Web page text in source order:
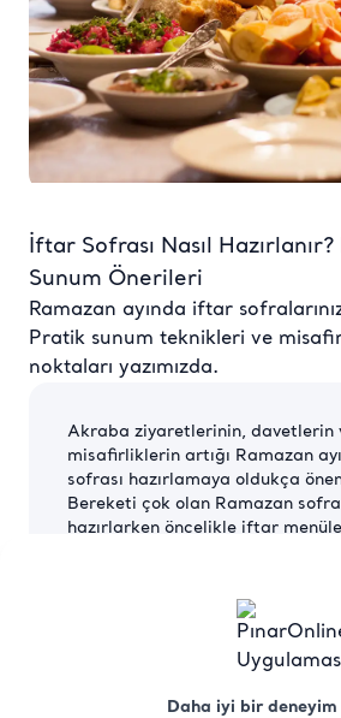
Daha iyi bir
İftar Sofrası Nasıl
Sunum Önerileri
Ramazan ayında iftar
Pratik sunum teknikleri ve
noktaları yazımızda.
Akraba ziyaretlerinin, davetlerin
misafirliklerin artığı Ramazan
sofrası hazırlamaya oldukça
Bereketi çok olan Ramazan
hazırlarken öncelikle iftar
hazırlayabileceğinize dair
ipuçlarını sizler için derledik.
İftar Sofrası Hazırlığı: Temel
Ramazan ayına yakışır biriftar